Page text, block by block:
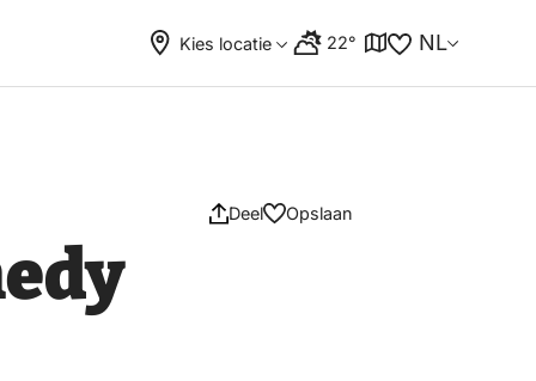
Kies locatie 22° NL
Deel Opslaan